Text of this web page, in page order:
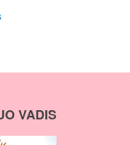
VADIS